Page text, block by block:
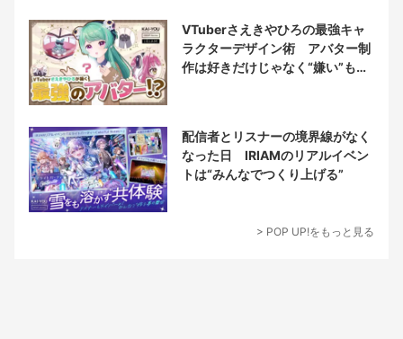
VTuberさえきやひろの最強キャ
ラクターデザイン術 アバター制
作は好きだけじゃなく“嫌い”もブ
配信者とリスナーの境界線がなく
なった日 IRIAMのリアルイベン
トは“みんなでつくり上げる”
> POP UP!をもっと見る